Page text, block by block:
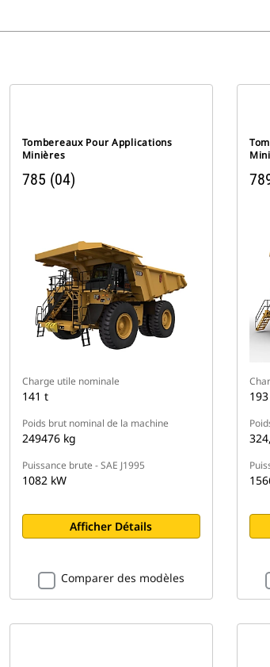
Tombereaux Pour Applications
Minières
785 (04)
Charge utile nominale
141 t
Poids brut nominal de la machine
249476 kg
Puissance brute - SAE J1995
1082 kW
Afficher Détails
Comparer des modèles